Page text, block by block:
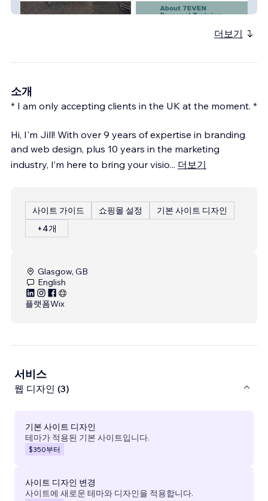
7even
더보기
소개
* I am only accepting clients in the UK at the moment. *
Hi, I'm Jill! With over 9 years of expertise in branding
and web design, plus 10 years in the marketing
industry, I’m here to bring your visio... 더보기
사이트 가이드 쇼핑몰 설정
기본 사이트 디자인
+4개
Glasgow, GB
English
플랫폼Wix
서비스
웹 디자인 (3)
기본 사이트 디자인
테마가 적용된 기본 사이트입니다.
$350부터
사이트 디자인 변경
사이트에 새로운 테마와 디자인을 적용합니다.